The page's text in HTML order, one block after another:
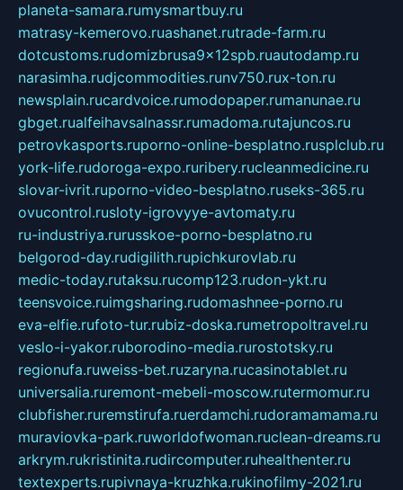
planeta-samara.rumysmartbuy.ru
matrasy-kemerovo.ruashanet.rutrade-farm.ru
dotcustoms.rudomizbrusa9x12spb.ruautodamp.ru
narasimha.rudjcommodities.runv750.rux-ton.ru
newsplain.rucardvoice.rumodopaper.rumanunae.ru
gbget.rualfeihavsalnassr.rumadoma.rutajuncos.ru
petrovkasports.ruporno-online-besplatno.rusplclub.ru
york-life.rudoroga-expo.ruribery.rucleanmedicine.ru
slovar-ivrit.ruporno-video-besplatno.ruseks-365.ru
ovucontrol.rusloty-igrovyye-avtomaty.ru
ru-industriya.rurusskoe-porno-besplatno.ru
belgorod-day.rudigilith.rupichkurovlab.ru
medic-today.rutaksu.rucomp123.rudon-ykt.ru
teensvoice.ruimgsharing.rudomashnee-porno.ru
eva-elfie.rufoto-tur.rubiz-doska.rumetropoltravel.ru
veslo-i-yakor.ruborodino-media.rurostotsky.ru
regionufa.ruweiss-bet.ruzaryna.rucasinotablet.ru
universalia.ruremont-mebeli-moscow.rutermomur.ru
clubfisher.ruremstirufa.ruerdamchi.rudoramamama.ru
muraviovka-park.ruworldofwoman.ruclean-dreams.ru
arkrym.rukristinita.rudircomputer.ruhealthenter.ru
textexperts.rupivnaya-kruzhka.rukinofilmy-2021.ru